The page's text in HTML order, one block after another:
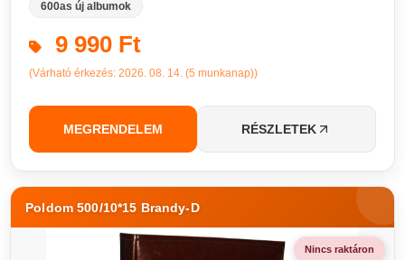
600as új albumok
9 990 Ft
(Várható érkezés: 2026. 08. 14. (5 munkanap))
MEGRENDELEM RÉSZLETEK
Poldom 500/10*15 Brandy-D
Nincs raktáron